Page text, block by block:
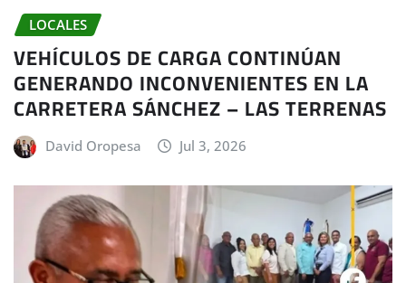
LOCALES
VEHÍCULOS DE CARGA CONTINÚAN
GENERANDO INCONVENIENTES EN LA
CARRETERA SÁNCHEZ – LAS TERRENAS
David Oropesa Jul 3, 2026